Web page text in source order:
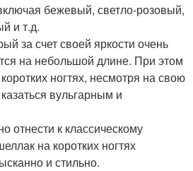
бежевый, светло-розовый,
и т.д.
за счет своей яркости очень
на небольшой длине. При этом
ногтях, несмотря на свою
вульгарным и
отнести к классическому
на коротких ногтях
и стильно.